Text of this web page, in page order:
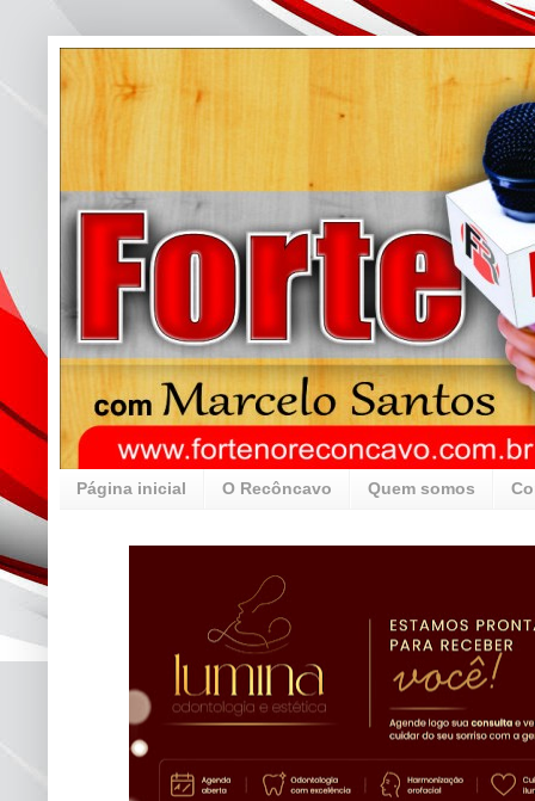
Página inicial O Recôncavo Quem somos